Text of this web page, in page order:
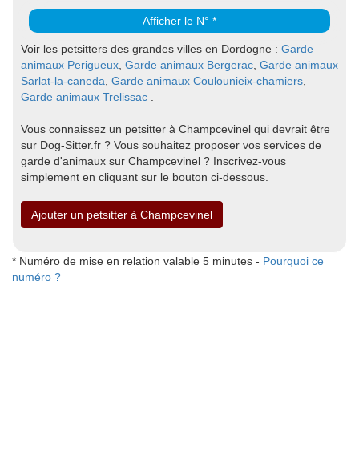
Afficher le N° *
Voir les petsitters des grandes villes en Dordogne : Garde
animaux Perigueux Garde animaux Bergerac Garde animaux
Sarlat-la-caneda Garde animaux Coulounieix-chamiers
Garde animaux Trelissac
Vous connaissez un petsitter à Champcevinel qui devrait être
sur Dog-Sitter.fr ? Vous souhaitez proposer vos services de
garde d'animaux sur Champcevinel ? Inscrivez-vous
simplement en cliquant sur le bouton ci-dessous.
Ajouter un petsitter à Champcevinel
* Numéro de mise en relation valable 5 minutes - Pourquoi ce
numéro ?